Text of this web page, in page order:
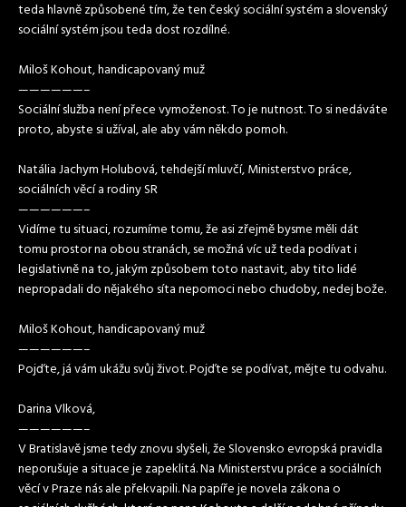
teda hlavně způsobené tím, že ten český sociální systém a slovenský
sociální systém jsou teda dost rozdílné.
Miloš Kohout, handicapovaný muž
——————–
Sociální služba není přece vymoženost. To je nutnost. To si nedáváte
proto, abyste si užíval, ale aby vám někdo pomoh.
Natália Jachym Holubová, tehdejší mluvčí, Ministerstvo práce,
sociálních věcí a rodiny SR
——————–
Vidíme tu situaci, rozumíme tomu, že asi zřejmě bysme měli dát
tomu prostor na obou stranách, se možná víc už teda podívat i
legislativně na to, jakým způsobem toto nastavit, aby tito lidé
nepropadali do nějakého síta nepomoci nebo chudoby, nedej bože.
Miloš Kohout, handicapovaný muž
——————–
Pojďte, já vám ukážu svůj život. Pojďte se podívat, mějte tu odvahu.
Darina Vlková,
——————–
V Bratislavě jsme tedy znovu slyšeli, že Slovensko evropská pravidla
neporušuje a situace je zapeklitá. Na Ministerstvu práce a sociálních
věcí v Praze nás ale překvapili. Na papíře je novela zákona o